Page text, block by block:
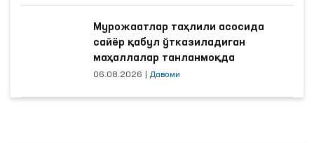
Мурожаатлар таҳлили асосида
сайёр қабул ўтказиладиган
маҳаллалар танланмоқда
06.08.2026 Давоми